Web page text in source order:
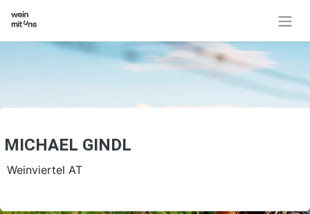
MICHAEL GINDL
Weinviertel AT